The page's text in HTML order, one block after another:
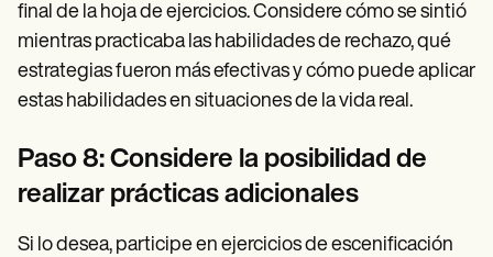
final de la hoja de ejercicios. Considere cómo se sintió
mientras practicaba las habilidades de rechazo, qué
estrategias fueron más efectivas y cómo puede aplicar
estas habilidades en situaciones de la vida real.
Paso 8: Considere la posibilidad de
realizar prácticas adicionales
Si lo desea, participe en ejercicios de escenificación